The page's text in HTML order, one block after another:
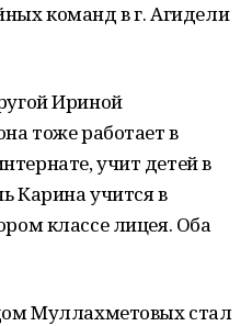
команд в г. Агидели
Ириной
тоже работает в
учит детей в
Карина учится в
классе лицея. Оба
Муллахметовых стал